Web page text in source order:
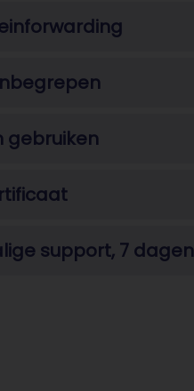
gebruiken
support, 7